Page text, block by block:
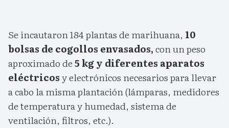
Se incautaron 184 plantas de marihuana, 10
bolsas de cogollos envasados,con un peso
aproximado de5 kg y diferentes aparatos
eléctricosy electrónicos necesarios para llevar
a cabo la misma plantación (lámparas, medidores
de temperatura y humedad, sistema de
ventilación, filtros, etc.).